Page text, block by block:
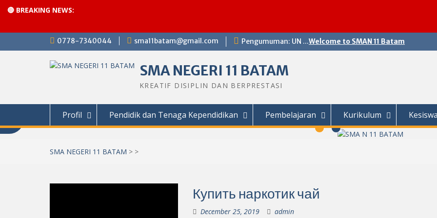
🔴 BREAKING NEWS:
0778-7340044 sma11batam@gmail.com Pengumuman: UN ...Welcome to SMAN 11 Batam
SMA NEGERI 11 BATAM
KREATIF DISIPLIN DAN BERPRESTASI
Profil Pendidik dan Tenaga Kependidikan Pembelajaran Kurikulum
SMA NEGERI 11 BATAM > >
Купить наркотик чай
December 25, 2019 admin